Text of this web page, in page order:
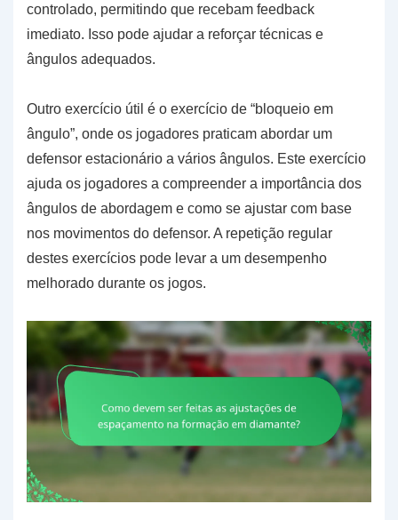
controlado, permitindo que recebam feedback
imediato. Isso pode ajudar a reforçar técnicas e
ângulos adequados.
Outro exercício útil é o exercício de “bloqueio em
ângulo”, onde os jogadores praticam abordar um
defensor estacionário a vários ângulos. Este exercício
ajuda os jogadores a compreender a importância dos
ângulos de abordagem e como se ajustar com base
nos movimentos do defensor. A repetição regular
destes exercícios pode levar a um desempenho
melhorado durante os jogos.